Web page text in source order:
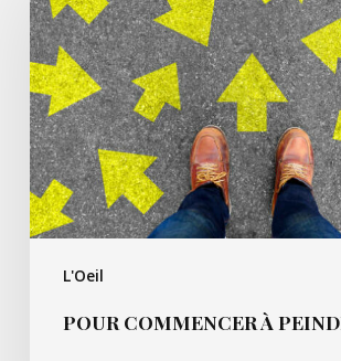
L'Oeil
à
peindre…
POUR COMMENCER À